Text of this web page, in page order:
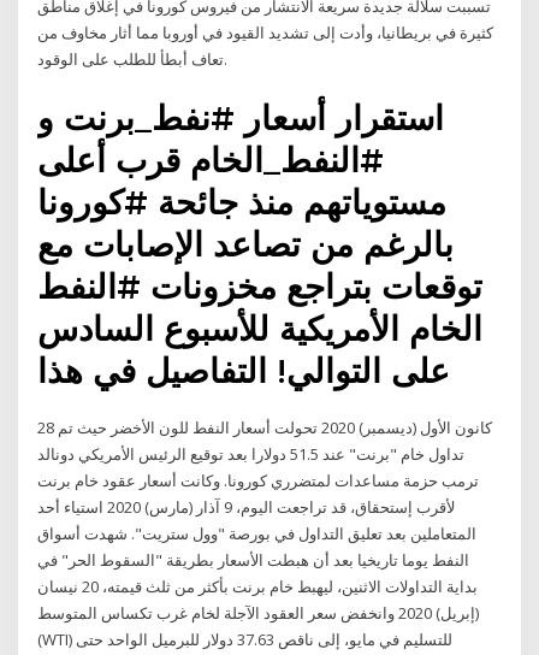
تسببت سلالة جديدة سريعة الانتشار من فيروس كورونا في إغلاق مناطق
كثيرة في بريطانيا، وأدت إلى تشديد القيود في أوروبا مما أثار مخاوف من
تعاف أبطأ للطلب على الوقود.
استقرار أسعار #نفط_برنت و
#النفط_الخام قرب أعلى
مستوياتهم منذ جائحة #كورونا
بالرغم من تصاعد الإصابات مع
توقعات بتراجع مخزونات #النفط
الخام الأمريكية للأسبوع السادس
على التوالي! التفاصيل في هذا
28 كانون الأول (ديسمبر) 2020 تحولت أسعار النفط للون الأخضر حيث تم
تداول خام "برنت" عند 51.5 دولارا بعد توقيع الرئيس الأمريكي دونالد
ترمب حزمة مساعدات لمتضرري كورونا. وكانت أسعار عقود خام برنت
لأقرب إستحقاق، قد تراجعت اليوم، 9 آذار (مارس) 2020 استياء أحد
المتعاملين بعد تعليق التداول في بورصة "وول ستريت". شهدت أسواق
النفط يوما تاريخيا بعد أن هبطت الأسعار بطريقة "السقوط الحر" في
بداية التداولات الاثنين، ليهبط خام برنت بأكثر من ثلث قيمته، 20 نيسان
(إبريل) 2020 وانخفض سعر العقود الآجلة لخام غرب تكساس المتوسط
(WTI) للتسليم في مايو، إلى ناقص 37.63 دولار للبرميل الواحد حتى